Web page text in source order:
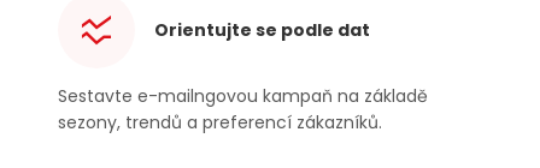
Orientujte se podle dat
Sestavte e-mailngovou kampaň na základě
sezony, trendů a preferencí zákazníků.